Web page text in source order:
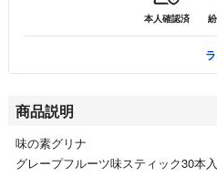
本人確認済
商品説明
味の素グリナ
グレープフルーツ味スティック30本入